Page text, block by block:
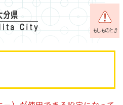
飛ばして本文へ
もしものとき